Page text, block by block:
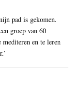
pad is gekomen.
groep van 60
mediteren en te leren